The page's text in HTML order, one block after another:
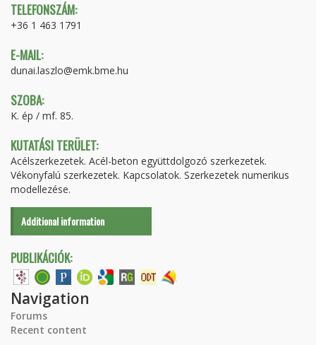
TELEFONSZÁM:
+36 1 463 1791
E-MAIL:
dunai.laszlo@emk.bme.hu
SZOBA:
K. ép / mf. 85.
KUTATÁSI TERÜLET:
Acélszerkezetek. Acél-beton együttdolgozó szerkezetek.
Vékonyfalú szerkezetek. Kapcsolatok. Szerkezetek numerikus
modellezése.
Additional information
PUBLIKÁCIÓK:
Navigation
Forums
Recent content